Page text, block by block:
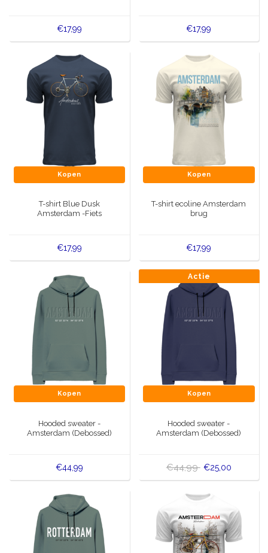
€17,99 €17,99
Kopen
T-shirt Blue Dusk
Amsterdam -Fiets
€17,99
Kopen
T-shirt ecoline Amsterdam
brug
€17,99
Kopen
Hooded sweater -
Amsterdam (Debossed)
€44,99
Actie
Kopen
Hooded sweater -
Amsterdam (Debossed)
€44,99 €25,00